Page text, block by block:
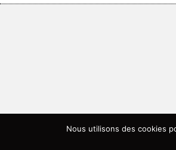
Nous utilisons des cookies